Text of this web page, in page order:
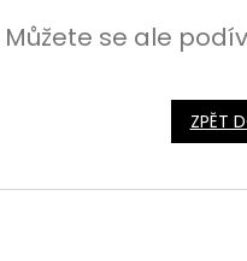
Můžete se ale
ZPĚT